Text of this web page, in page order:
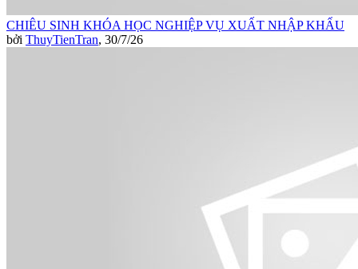
CHIÊU SINH KHÓA HỌC NGHIỆP VỤ XUẤT NHẬP KHẨU
bởi ThuyTienTran, 30/7/26